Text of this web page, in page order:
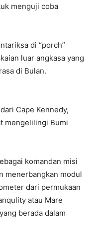
menguji coba
di “porch”
luar angkasa yang
di Bulan.
Cape Kennedy,
mengelilingi Bumi
komandan misi
menerbangkan modul
dari permukaan
atau Mare
berada dalam